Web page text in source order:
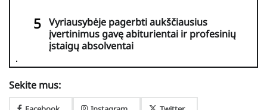
Vyriausybėje pagerbti aukščiausius
įvertinimus gavę abiturientai ir profesinių
įstaigų absolventai
Sekite mus: